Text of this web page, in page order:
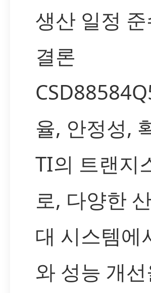
생산 일정
결론
율, 안정성,
TI의 트랜지
로, 다양한
대 시스템에
와 성능 개